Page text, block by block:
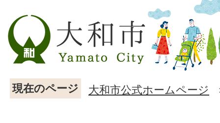
現在のページ 大和市公式ホームページ